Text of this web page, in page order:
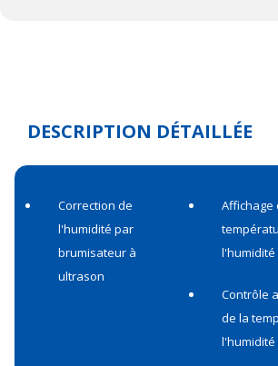
DESCRIPTION DÉTAILLÉE
Correction de
l'humidité par
brumisateur à
ultrason
Affichage
l'humidité
Contrôle
de la
l'humidité